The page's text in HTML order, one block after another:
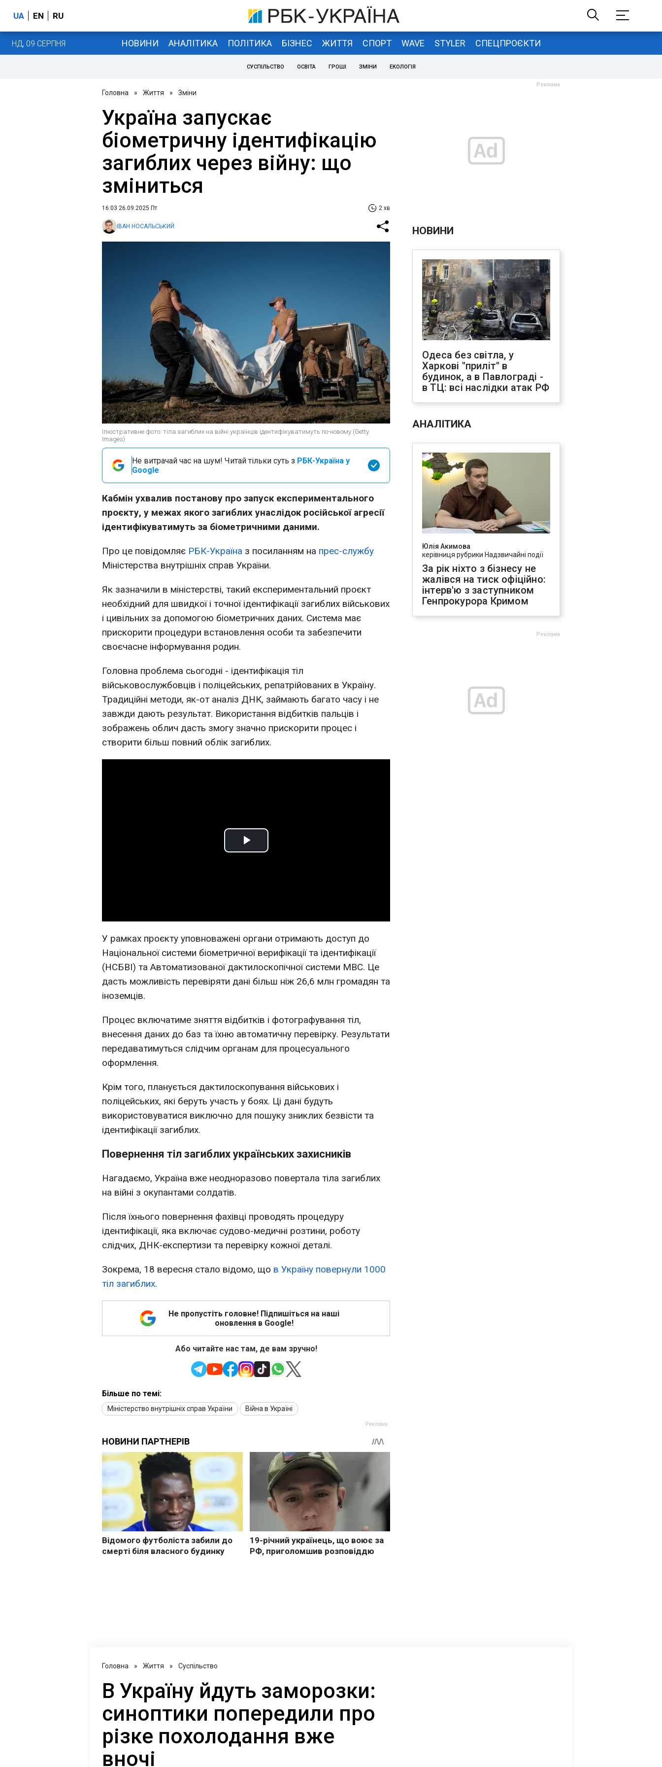
UA EN RU
НД, 09 СЕРПНЯ НОВИНИ АНАЛІТИКА ПОЛІТИКА БІЗНЕС ЖИТТЯ СПОРТ WAVE STYLER СПЕЦПРОЄКТИ
СУСПІЛЬСТВО ОСВІТА ГРОШІ ЗМІНИ ЕКОЛОГІЯ
Головна » Життя » Зміни
Україна запускає
біометричну ідентифікацію
загиблих через війну: що
зміниться
16:03 26.09.2025 Пт 2 хв
ІВАН НОСАЛЬСЬКИЙ
Ілюстративне фото: тіла загиблих на війні українців ідентифікуватимуть по-новому (Getty
Images)
Не витрачай час на шум! Читай тільки суть з РБК-Україна у
Google
Кабмін ухвалив постанову про запуск експериментального
проєкту, у межах якого загиблих унаслідок російської агресії
ідентифікуватимуть за біометричними даними.
Про це повідомляє РБК-Україна з посиланням на прес-службу
Міністерства внутрішніх справ України.
Як зазначили в міністерстві, такий експериментальний проєкт
необхідний для швидкої і точної ідентифікації загиблих військових
і цивільних за допомогою біометричних даних. Система має
прискорити процедури встановлення особи та забезпечити
своєчасне інформування родин.
Головна проблема сьогодні - ідентифікація тіл
військовослужбовців і поліцейських, репатрійованих в Україну.
Традиційні методи, як-от аналіз ДНК, займають багато часу і не
завжди дають результат. Використання відбитків пальців і
зображень облич дасть змогу значно прискорити процес і
створити більш повний облік загиблих.
Play
У рамках проєкту уповноважені органи отримають доступ до
Національної системи біометричної верифікації та ідентифікації
(НСБВІ) та Автоматизованої дактилоскопічної системи МВС. Це
дасть можливість перевіряти дані більш ніж 26,6 млн громадян та
іноземців.
Процес включатиме зняття відбитків і фотографування тіл,
внесення даних до баз та їхню автоматичну перевірку. Результати
передаватимуться слідчим органам для процесуального
оформлення.
Крім того, планується дактилоскопування військових і
поліцейських, які беруть участь у боях. Ці дані будуть
використовуватися виключно для пошуку зниклих безвісти та
ідентифікації загиблих.
Повернення тіл загиблих українських захисників
Нагадаємо, Україна вже неодноразово повертала тіла загиблих
на війні з окупантами солдатів.
Після їхнього повернення фахівці проводять процедуру
ідентифікації, яка включає судово-медичні розтини, роботу
слідчих, ДНК-експертизи та перевірку кожної деталі.
Зокрема, 18 вересня стало відомо, що в Україну повернули 1000
тіл загиблих.
Не пропустіть головне! Підпишіться на наші
оновлення в Google!
Або читайте нас там, де вам зручно!
Більше по темі:
Міністерство внутрішніх справ України Війна в Україні
НОВИНИ
Одеса без світла, у
Харкові "приліт" в
будинок, а в Павлограді -
в ТЦ: всі наслідки атак РФ
АНАЛІТИКА
Юлія Акимова
керівниця рубрики Надзвичайні події
За рік ніхто з бізнесу не
жалівся на тиск офіційно:
інтерв'ю з заступником
Генпрокурора Кримом
Головна » Життя » Суспільство
В Україну йдуть заморозки:
синоптики попередили про
різке похолодання вже
вночі